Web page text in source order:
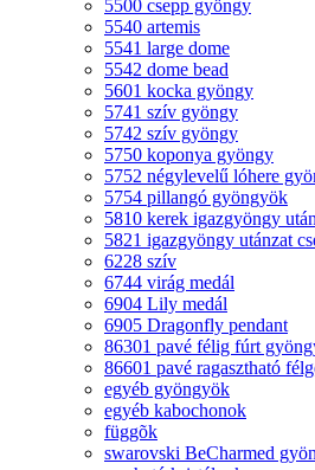
5500 csepp gyöngy
5540 artemis
5541 large dome
5542 dome bead
5601 kocka gyöngy
5741 szív gyöngy
5742 szív gyöngy
5750 koponya gyöngy
5752 négylevelű lóhere
5754 pillangó gyöngyök
5810 kerek igazgyöngy
5821 igazgyöngy utánzat
6228 szív
6744 virág medál
6904 Lily medál
6905 Dragonfly pendant
86301 pavé félig fúrt
86601 pavé ragasztható
egyéb gyöngyök
egyéb kabochonok
függõk
swarovski BeCharmed